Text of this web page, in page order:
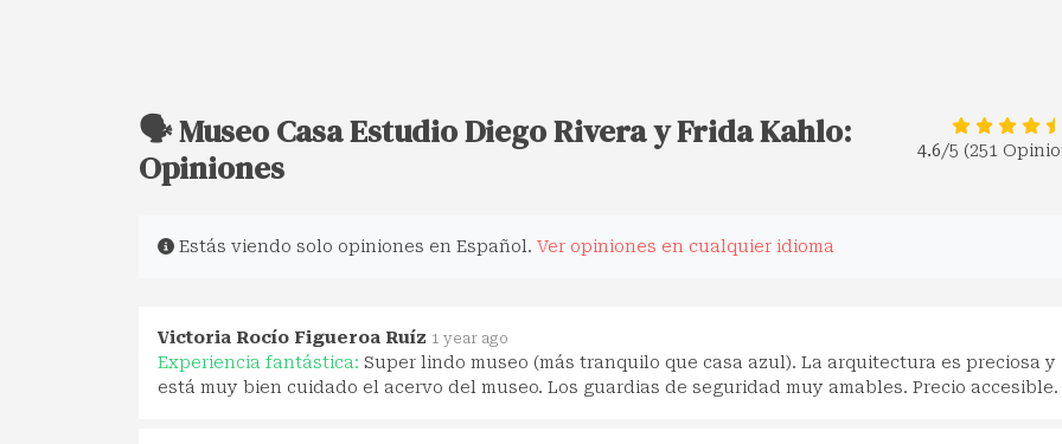
🗣️ Museo Casa Estudio Diego Rivera y Frida Kahlo:
Opiniones
4.6/5 (251
Estás viendo solo opiniones en Español. Ver opiniones en cualquier idioma
Victoria Rocío Figueroa Ruíz 1 year ago
Experiencia fantástica: Super lindo museo (más tranquilo que casa azul). La arquitectura es preciosa y
está muy bien cuidado el acervo del museo. Los guardias de seguridad muy amables. Precio accesible.